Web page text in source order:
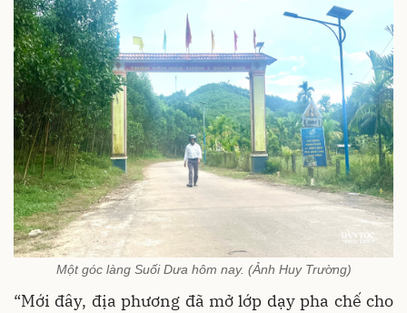
Một góc làng Suối Dưa hôm nay. (Ảnh Huy Trường)
“Mới đây, địa phương đã mở lớp dạy pha chế cho